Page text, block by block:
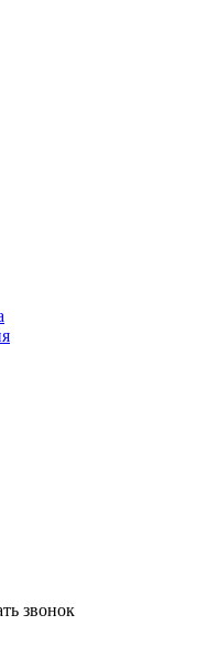
звонок